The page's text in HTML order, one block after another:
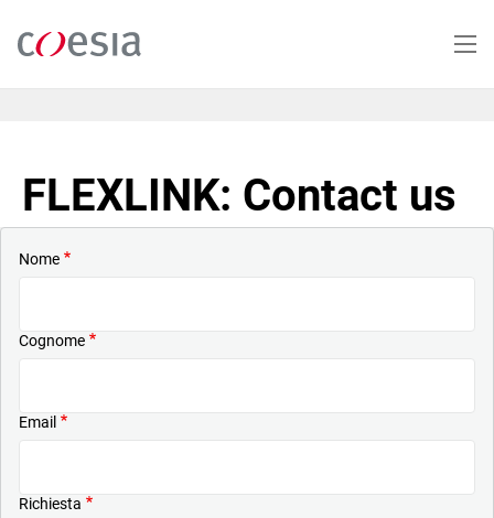
contenuto
FLEXLINK: Contact us
Nome
Cognome
Email
Richiesta